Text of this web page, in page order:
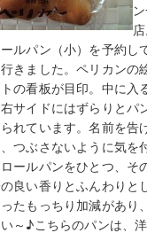
ルパン（小）を予約し
きました。ペリカンの
の看板が目印。中に入
サイドにはずらりとパ
れています。名前を告
つぶさないように気を
ールパンをひとつ、そ
良い香りとふんわりと
たもっちり加減があり
～♪こちらのパンは、